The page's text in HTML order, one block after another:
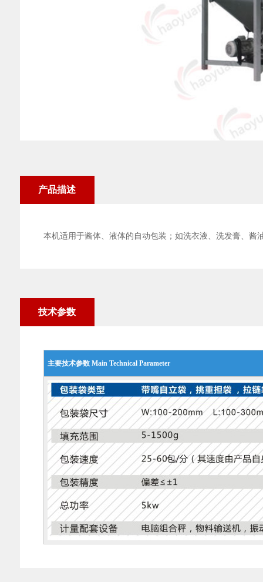
产品描述
本机适用于酱体、液体的自动包装；如洗衣液、洗发膏、
技术参数
主要技术参数 Main Technical Parameter